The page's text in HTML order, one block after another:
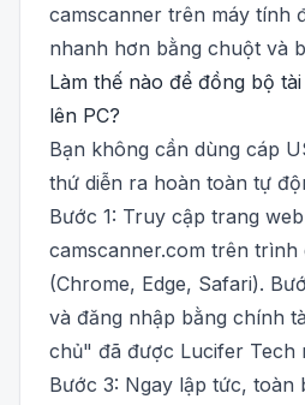
camscanner trên máy tính
nhanh hơn bằng chuột và
Làm thế nào để đồng bộ
lên PC?
Bạn không cần dùng cáp
thứ diễn ra hoàn toàn tự
Bước 1: Truy cập trang
camscanner.com trên trình
(Chrome, Edge, Safari).
và đăng nhập bằng chính
chủ" đã được Lucifer Tech
Bước 3: Ngay lập tức, toàn